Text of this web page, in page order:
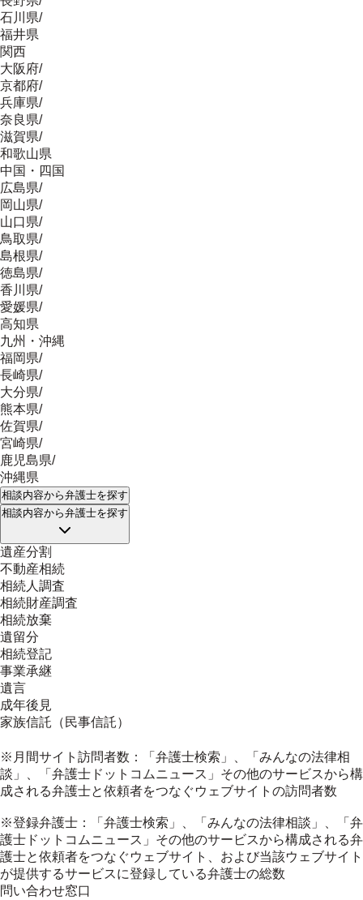
石川県/
福井県
関西
大阪府/
京都府/
兵庫県/
奈良県/
滋賀県/
和歌山県
中国・四国
広島県/
岡山県/
山口県/
鳥取県/
島根県/
徳島県/
香川県/
愛媛県/
高知県
九州・沖縄
福岡県/
長崎県/
大分県/
熊本県/
佐賀県/
宮崎県/
鹿児島県/
沖縄県
相談内容から弁護士を探す
相談内容から弁護士を探す
遺産分割
不動産相続
相続人調査
相続財産調査
相続放棄
遺留分
相続登記
事業承継
遺言
成年後見
家族信託（民事信託）
※月間サイト訪問者数：「弁護士検索」、「みんなの法律相
談」、「弁護士ドットコムニュース」その他のサービスから構
成される弁護士と依頼者をつなぐウェブサイトの訪問者数
※登録弁護士：「弁護士検索」、「みんなの法律相談」、「弁
護士ドットコムニュース」その他のサービスから構成される弁
護士と依頼者をつなぐウェブサイト、および当該ウェブサイト
が提供するサービスに登録している弁護士の総数
問い合わせ窓口